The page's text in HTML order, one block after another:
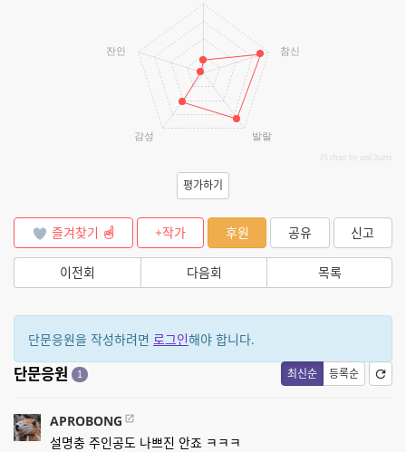
참신
발랄
감성
잔인
JS chart by amCharts
평가하기
즐겨찾기 +작가 후원 공유 신고
이전회 다음회 목록
단문응원을 작성하려면 로그인해야 합니다.
최신순 등록순
단문응원 1
APROBONG
설명충 주인공도 나쁘진 안죠 ㅋㅋㅋ